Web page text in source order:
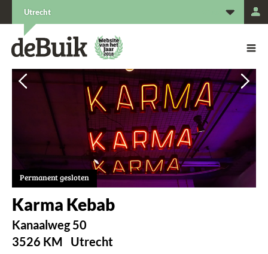
Vorige
Vorige
Permanent gesloten
Karma Kebab
Kanaalweg 50
3526 KM
Utrecht
Utrecht
De Buik van {city: city}
De Buik